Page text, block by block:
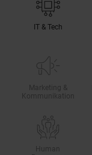
IT & Tech
Marketing &
Kommunikation
Human